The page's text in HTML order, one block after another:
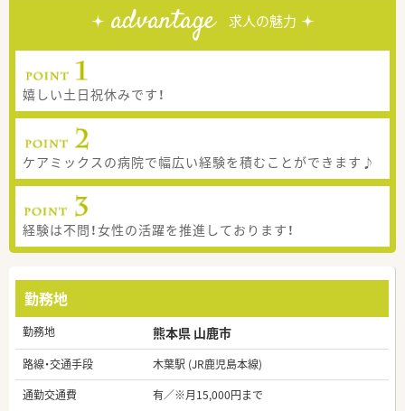
advantage 求人の魅力
嬉しい土日祝休みです！
ケアミックスの病院で幅広い経験を積むことができます♪
経験は不問！女性の活躍を推進しております！
勤務地
勤務地 熊本県 山鹿市
路線・交通手段
木葉駅 (JR鹿児島本線)
通勤交通費
有／※月15,000円まで